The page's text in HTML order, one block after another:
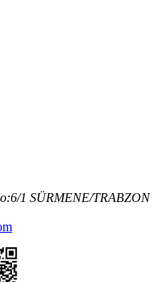
1 SÜRMENE/TRABZON